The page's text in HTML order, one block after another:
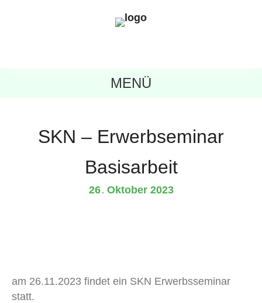
MENÜ
SKN – Erwerbseminar
Basisarbeit
26 . Oktober 2023
am 26.11.2023 findet ein SKN Erwerbsseminar
statt.